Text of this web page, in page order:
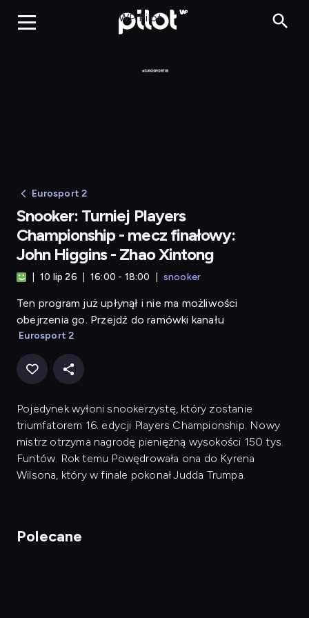
WP Pilot
Eurosport 2
Snooker: Turniej Players
Championship - mecz finałowy:
John Higgins - Zhao Xintong
10 lip 26 16:00 - 18:00 snooker
Ten program już upłynął i nie ma możliwości
obejrzenia go. Przejdź do ramówki kanału
Eurosport 2
Pojedynek wyłoni snookerzystę, który zostanie
triumfatorem 16. edycji Players Championship. Nowy
mistrz otrzyma nagrodę pieniężną wysokości 150 tys.
Funtów. Rok temu Powędrowała ona do Kyrena
Wilsona, który w finale pokonał Judda Trumpa.
Polecane